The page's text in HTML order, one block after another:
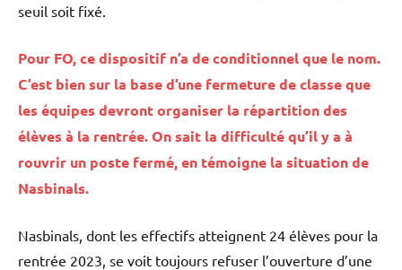
seuil soit fixé.
Pour FO, ce dispositif n’a de conditionnel que le nom.
C’est bien sur la base d’une fermeture de classe que
les équipes devront organiser la répartition des
élèves à la rentrée. On sait la difficulté qu’il y a à
rouvrir un poste fermé, en témoigne la situation de
Nasbinals.
Nasbinals, dont les effectifs atteignent 24 élèves pour la
rentrée 2023, se voit toujours refuser l’ouverture d’une